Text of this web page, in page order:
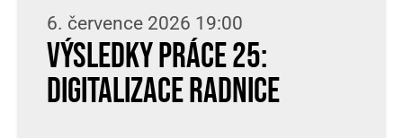
6. července 2026 19:00
Výsledky práce 25:
digitalizace radnice